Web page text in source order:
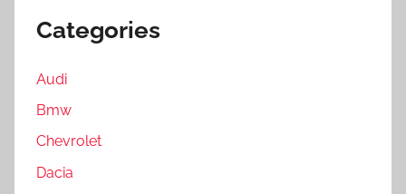
Categories
Audi
Bmw
Chevrolet
Dacia